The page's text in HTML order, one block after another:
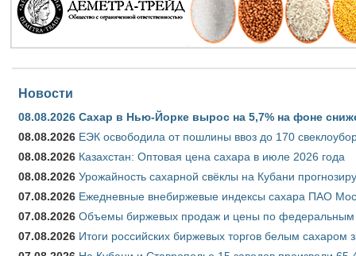
Новости
08.08.2026 Сахар в Нью-Йорке вырос на 5,7% на фоне
08.08.2026 ЕЭК освободила от пошлины ввоз до 170
08.08.2026 Казахстан: Оптовая цена сахара в июле 2026 года
08.08.2026 Урожайность сахарной свёклы на Кубани
07.08.2026 Ежедневные внебиржевые индексы сахара ПАО
07.08.2026 Объемы биржевых продаж и цены по федеральным
07.08.2026 Итоги российских биржевых торгов белым сахаром